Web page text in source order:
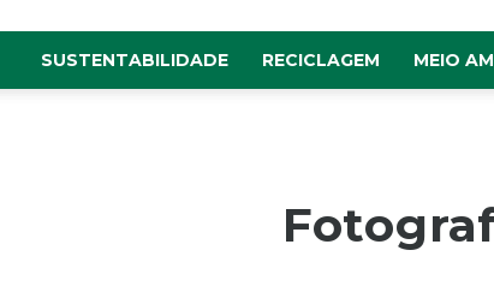
SUSTENTABILIDADE RECICLAGEM MEIO